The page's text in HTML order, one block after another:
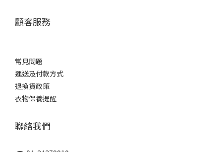
顧客服務
常見問題
運送及付款方式
退換貨政策
衣物保養提醒
聯絡我們